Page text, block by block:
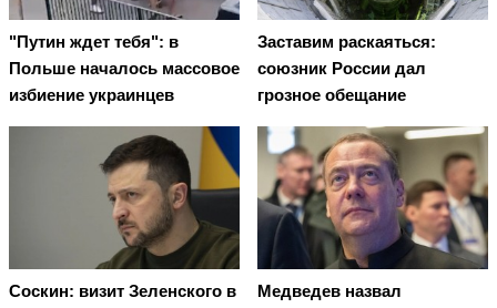
"Путин ждет тебя": в
Польше началось массовое
избиение украинцев
Заставим раскаяться:
союзник России дал
грозное обещание
Соскин: визит Зеленского в
Медведев назвал